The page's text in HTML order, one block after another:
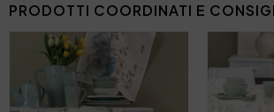
PRODOTTI COORDINATI E